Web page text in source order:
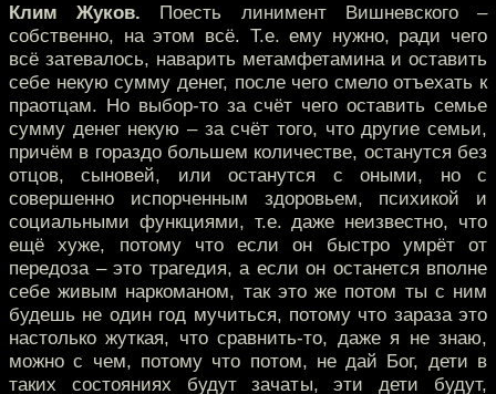
Клим Жуков. Поесть линимент Вишневского –
собственно, на этом всё. Т.е. ему нужно, ради чего
всё затевалось, наварить метамфетамина и оставить
себе некую сумму денег, после чего смело отъехать к
праотцам. Но выбор-то за счёт чего оставить семье
сумму денег некую – за счёт того, что другие семьи,
причём в гораздо большем количестве, останутся без
отцов, сыновей, или останутся с оными, но с
совершенно испорченным здоровьем, психикой и
социальными функциями, т.е. даже неизвестно, что
ещё хуже, потому что если он быстро умрёт от
передоза – это трагедия, а если он останется вполне
себе живым наркоманом, так это же потом ты с ним
будешь не один год мучиться, потому что зараза это
настолько жуткая, что сравнить-то, даже я не знаю,
можно с чем, потому что потом, не дай Бог, дети в
таких состояниях будут зачаты, эти дети будут,